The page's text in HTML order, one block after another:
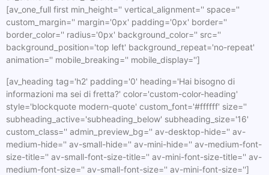
[av_one_full first min_height='' vertical_alignment='' space=''
custom_margin='' margin='0px' padding='0px' border=''
border_color='' radius='0px' background_color='' src=''
background_position='top left' background_repeat='no-repeat'
animation='' mobile_breaking='' mobile_display='']
[av_heading tag='h2' padding='0' heading='Hai bisogno di
informazioni ma sei di fretta?' color='custom-color-heading'
style='blockquote modern-quote' custom_font='#ffffff' size=''
subheading_active='subheading_below' subheading_size='16'
custom_class='' admin_preview_bg='' av-desktop-hide='' av-
medium-hide='' av-small-hide='' av-mini-hide='' av-medium-font-
size-title='' av-small-font-size-title='' av-mini-font-size-title='' av-
medium-font-size='' av-small-font-size='' av-mini-font-size='']